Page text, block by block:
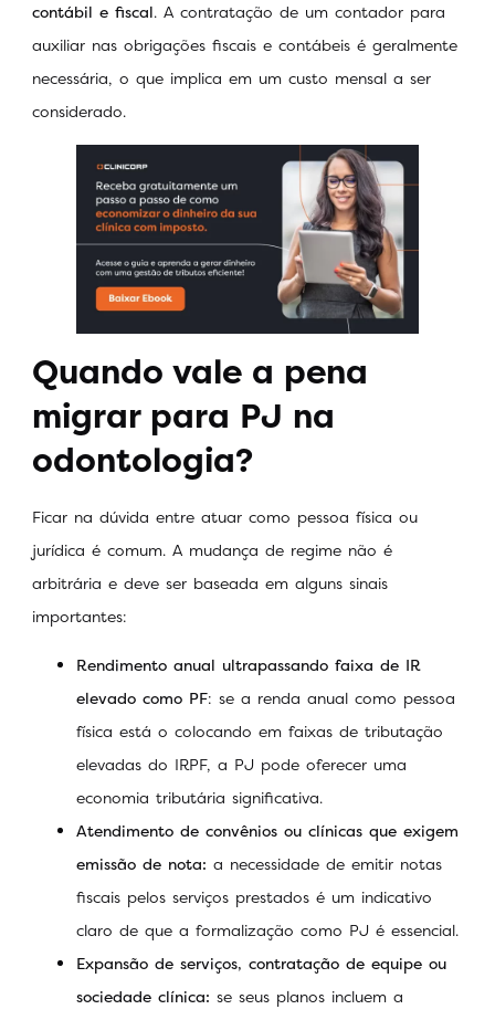
contábil e fiscal. A contratação de um contador para
auxiliar nas obrigações fiscais e contábeis é geralmente
necessária, o que implica em um custo mensal a ser
considerado.
Quando vale a pena
migrar para PJ na
odontologia?
Ficar na dúvida entre atuar como pessoa física ou
jurídica é comum. A mudança de regime não é
arbitrária e deve ser baseada em alguns sinais
importantes:
Rendimento anual ultrapassando faixa de IR
elevado como PF: se a renda anual como pessoa
física está o colocando em faixas de tributação
elevadas do IRPF, a PJ pode oferecer uma
economia tributária significativa.
Atendimento de convênios ou clínicas que exigem
emissão de nota: a necessidade de emitir notas
fiscais pelos serviços prestados é um indicativo
claro de que a formalização como PJ é essencial.
Expansão de serviços, contratação de equipe ou
sociedade clínica: se seus planos incluem a